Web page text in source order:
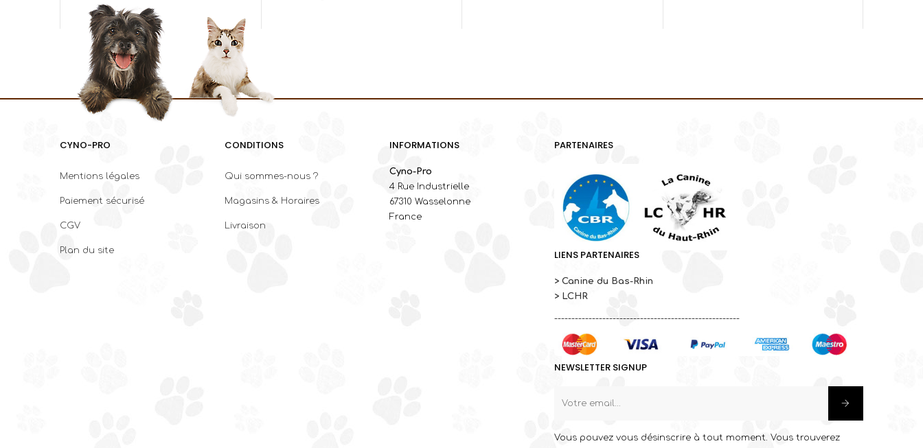
CYNO-PRO
Mentions légales
Paiement sécurisé
CGV
Plan du site
CONDITIONS
Qui sommes-nous ?
Magasins & Horaires
Livraison
INFORMATIONS
Cyno-Pro
4 Rue Industrielle
67310 Wasselonne
France
PARTENAIRES
LIENS PARTENAIRES
> Canine du Bas-Rhin
> LCHR
------------------------------------------------------
NEWSLETTER SIGNUP
Vous pouvez vous désinscrire à tout moment. Vous trouverez